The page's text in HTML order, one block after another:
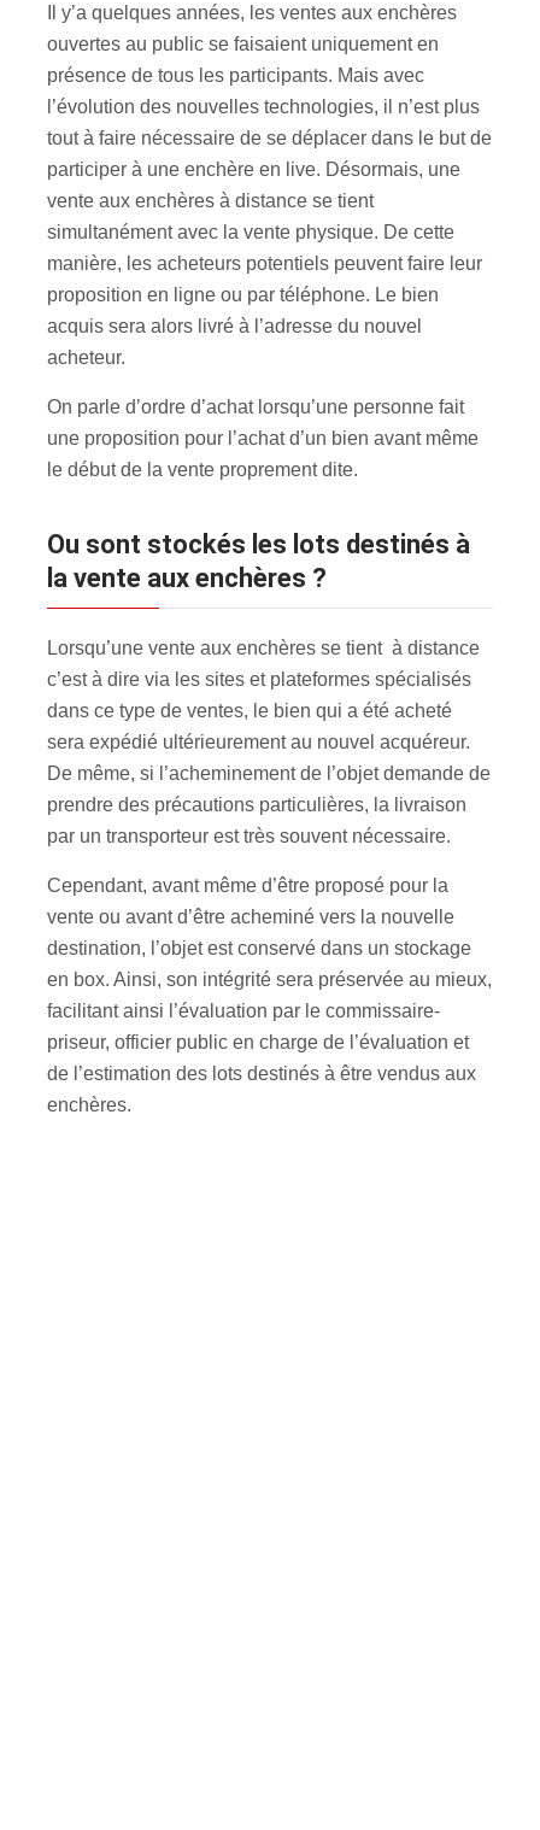
Il y’a quelques années, les ventes aux enchères
ouvertes au public se faisaient uniquement en
présence de tous les participants. Mais avec
l’évolution des nouvelles technologies, il n’est plus
tout à faire nécessaire de se déplacer dans le but de
participer à une enchère en live. Désormais, une
vente aux enchères à distance se tient
simultanément avec la vente physique. De cette
manière, les acheteurs potentiels peuvent faire leur
proposition en ligne ou par téléphone. Le bien
acquis sera alors livré à l’adresse du nouvel
acheteur.
On parle d’ordre d’achat lorsqu’une personne fait
une proposition pour l’achat d’un bien avant même
le début de la vente proprement dite.
Ou sont stockés les lots destinés à
la vente aux enchères ?
Lorsqu’une vente aux enchères se tient à distance
c’est à dire via les sites et plateformes spécialisés
dans ce type de ventes, le bien qui a été acheté
sera expédié ultérieurement au nouvel acquéreur.
De même, si l’acheminement de l’objet demande de
prendre des précautions particulières, la livraison
par un transporteur est très souvent nécessaire.
Cependant, avant même d’être proposé pour la
vente ou avant d’être acheminé vers la nouvelle
destination, l’objet est conservé dans un stockage
en box. Ainsi, son intégrité sera préservée au mieux,
facilitant ainsi l’évaluation par le commissaire-
priseur, officier public en charge de l’évaluation et
de l’estimation des lots destinés à être vendus aux
enchères.